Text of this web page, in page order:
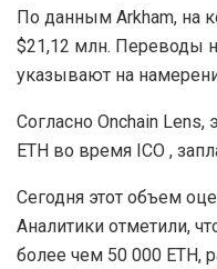
По данным Arkham, на
$21,12 млн. Переводы
указывают на
Согласно Onchain Lens,
ETH во время ICO ,
Сегодня этот объем
Аналитики отметили,
более чем 50 000 ETH,